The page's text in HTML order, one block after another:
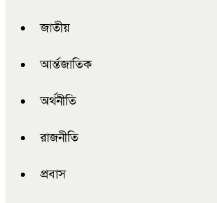
জাতীয়
আর্ন্তজাতিক
অর্থনীতি
রাজনীতি
প্রবাস